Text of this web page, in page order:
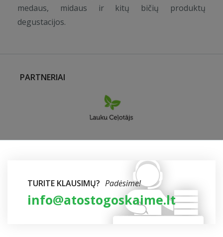
medaus, midaus ir kitų bičių produktų
degustacijos.
PARTNERIAI
TURITE KLAUSIMŲ? Padėsime!
info@atostogoskaime.lt